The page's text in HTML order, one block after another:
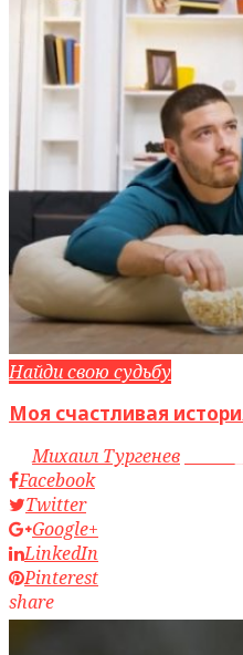
Найди свою судьбу
Моя счастливая
byМихаил Тургенев
Facebook
Twitter
Google+
LinkedIn
Pinterest
share